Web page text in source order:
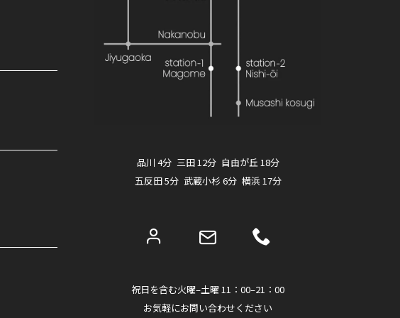
品川 4分 三田 12分 自由が丘 18分
五反田 5分 武蔵小杉 6分 横浜 17分
祝日を含む火曜–土曜 11：00–21：00
お気軽にお問い合わせください